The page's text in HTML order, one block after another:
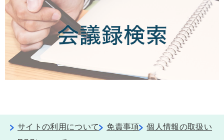
サイトの利用について 免責事項
個人情報の取扱い